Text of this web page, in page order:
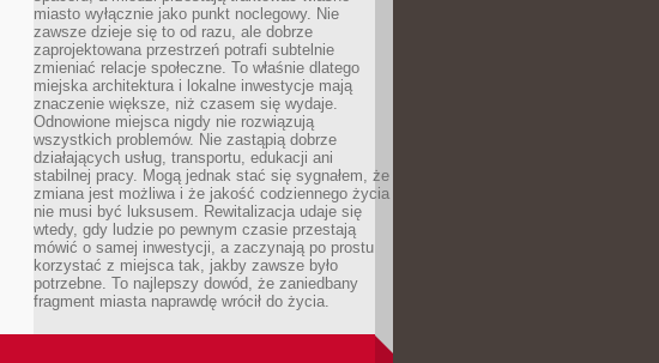
miasto wyłącznie jako punkt noclegowy. Nie
zawsze dzieje się to od razu, ale dobrze
zaprojektowana przestrzeń potrafi subtelnie
zmieniać relacje społeczne. To właśnie dlatego
miejska architektura i lokalne inwestycje mają
znaczenie większe, niż czasem się wydaje.
Odnowione miejsca nigdy nie rozwiązują
wszystkich problemów. Nie zastąpią dobrze
działających usług, transportu, edukacji ani
stabilnej pracy. Mogą jednak stać się sygnałem, że
zmiana jest możliwa i że jakość codziennego życia
nie musi być luksusem. Rewitalizacja udaje się
wtedy, gdy ludzie po pewnym czasie przestają
mówić o samej inwestycji, a zaczynają po prostu
korzystać z miejsca tak, jakby zawsze było
potrzebne. To najlepszy dowód, że zaniedbany
fragment miasta naprawdę wrócił do życia.